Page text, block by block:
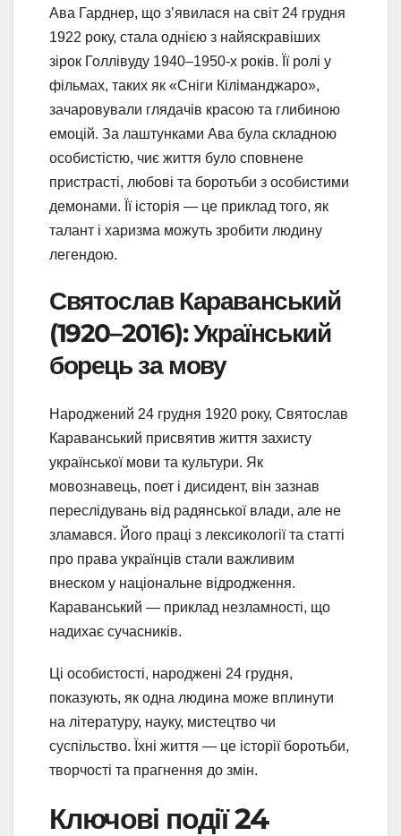
Ава Гарднер, що з’явилася на світ 24 грудня
1922 року, стала однією з найяскравіших
зірок Голлівуду 1940–1950-х років. Її ролі у
фільмах, таких як «Сніги Кіліманджаро»,
зачаровували глядачів красою та глибиною
емоцій. За лаштунками Ава була складною
особистістю, чиє життя було сповнене
пристрасті, любові та боротьби з особистими
демонами. Її історія — це приклад того, як
талант і харизма можуть зробити людину
легендою.
Святослав Караванський
(1920–2016): Український
борець за мову
Народжений 24 грудня 1920 року, Святослав
Караванський присвятив життя захисту
української мови та культури. Як
мовознавець, поет і дисидент, він зазнав
переслідувань від радянської влади, але не
зламався. Його праці з лексикології та статті
про права українців стали важливим
внеском у національне відродження.
Караванський — приклад незламності, що
надихає сучасників.
Ці особистості, народжені 24 грудня,
показують, як одна людина може вплинути
на літературу, науку, мистецтво чи
суспільство. Їхні життя — це історії боротьби,
творчості та прагнення до змін.
Ключові події 24